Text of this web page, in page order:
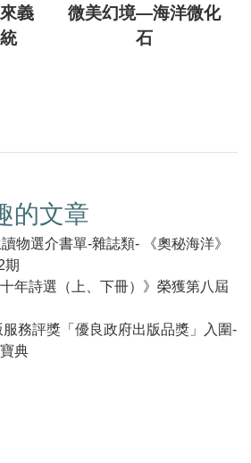
義
微美幻境—海洋微化
石
的文章
物選介書單-雜誌類- 《奧秘海洋》
期
年詩選（上、下冊）》榮獲第八屆
務評獎「優良政府出版品獎」入圍-
典